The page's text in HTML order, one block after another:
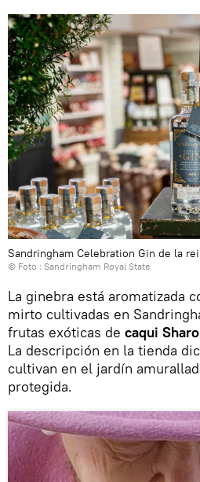
Sandringham Celebration Gin de la
© Foto : Sandringham Royal State
La ginebra está aromatizada
mirto cultivadas en
frutas exóticas de caqui
La descripción en la tienda
cultivan en el jardín
protegida.